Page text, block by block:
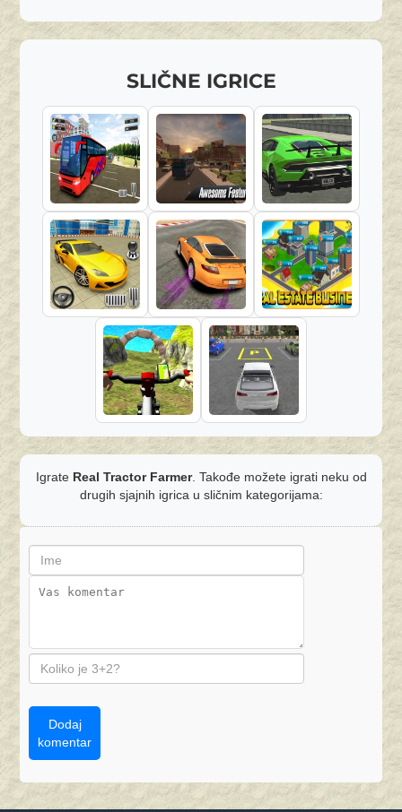
SLIČNE IGRICE
Igrate Real Tractor Farmer. Takođe možete igrati neku od
drugih sjajnih igrica u sličnim kategorijama:
Dodaj
komentar